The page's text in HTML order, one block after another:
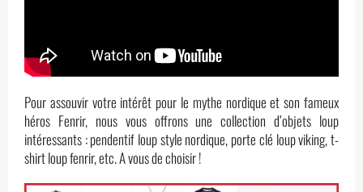
Pour assouvir votre intérêt pour le mythe nordique et son fameux
héros Fenrir, nous vous offrons une collection d’objets loup
intéressants : pendentif loup style nordique, porte clé loup viking, t-
shirt loup fenrir, etc. A vous de choisir !